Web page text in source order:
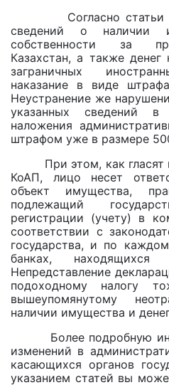
Согласно статьи
сведений о наличии
собственности за
Казахстан, а также денег
заграничных
наказание в виде
Неустранение же
указанных сведений
наложения
штрафом уже в размере
При этом, как гласят
КоАП, лицо несет
объект имущества,
подлежащий
регистрации (учету) в
соответствии с
государства, и по
банках,
Непредставление
подоходному налогу
вышеупомянутому
наличии имущества и
Более подробную
изменений в
касающихся органов
указанием статей вы